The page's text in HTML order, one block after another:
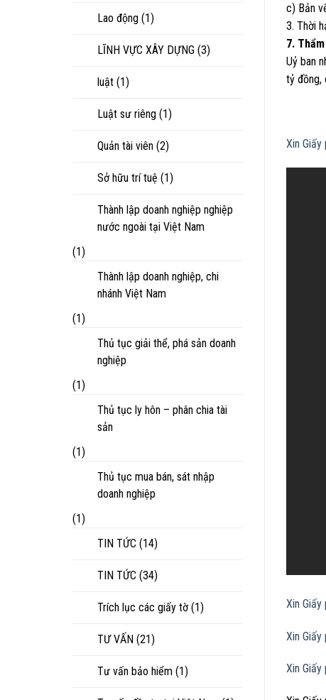
Lao động (1)
LĨNH VỰC XÂY DỰNG (3)
luật (1)
Luật sư riêng (1)
Quản tài viên (2)
Sở hữu trí tuệ (1)
Thành lập doanh nghiệp nghiệp
nước ngoài tại Việt Nam
(1)
Thành lập doanh nghiệp, chi
nhánh Việt Nam
(1)
Thủ tục giải thể, phá sản doanh
nghiệp
(1)
Thủ tục ly hôn – phân chia tài
sản
(1)
Thủ tục mua bán, sát nhập
doanh nghiệp
(1)
TIN TỨC (14)
TIN TỨC (34)
Trích lục các giấy tờ (1)
TƯ VẤN (21)
Tư vấn bảo hiểm (1)
c) Bản
3. Thời
7.
Uỷ ban
tỷ đồng,
Xin
Xin
Xin Giấy
Xin Giấy